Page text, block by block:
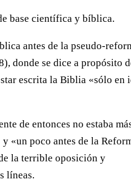
base científica y bíblica.
antes de la pseudo-
donde se dice a propósito
escrita la Biblia «sólo en
de entonces no estaba
«un poco antes de la
la terrible oposición y
líneas.